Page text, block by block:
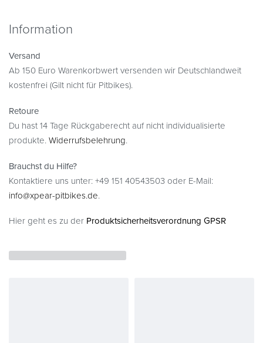
Information
Versand
Ab 150 Euro Warenkorbwert versenden wir Deutschlandweit
kostenfrei (Gilt nicht für Pitbikes).
Retoure
Du hast 14 Tage Rückgaberecht auf nicht individualisierte
produkte. Widerrufsbelehrung.
Brauchst du Hilfe?
Kontaktiere uns unter: +49 151 40543503 oder E-Mail:
info@xpear-pitbikes.de.
Hier geht es zu der Produktsicherheitsverordnung GPSR